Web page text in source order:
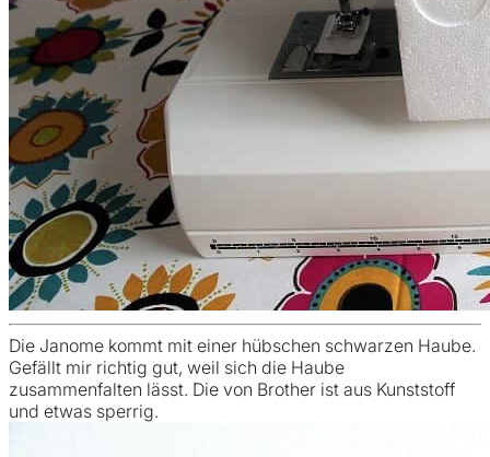
Die Janome kommt mit einer hübschen schwarzen Haube.
Gefällt mir richtig gut, weil sich die Haube
zusammenfalten lässt. Die von Brother ist aus Kunststoff
und etwas sperrig.